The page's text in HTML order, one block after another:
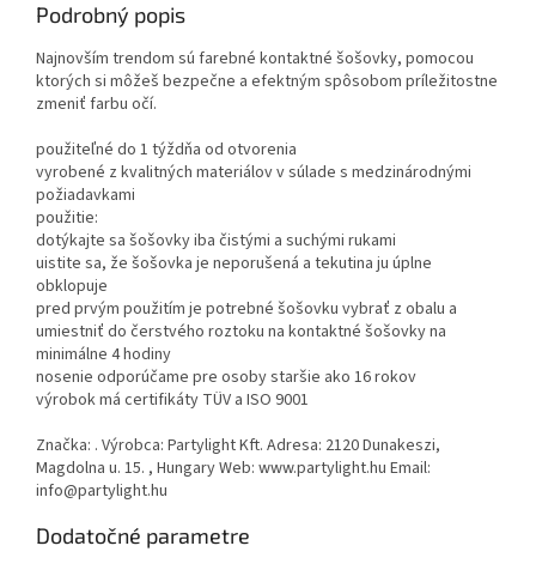
Podrobný popis
Najnovším trendom sú farebné kontaktné šošovky, pomocou
ktorých si môžeš bezpečne a efektným spôsobom príležitostne
zmeniť farbu očí.
použiteľné do 1 týždňa od otvorenia
vyrobené z kvalitných materiálov v súlade s medzinárodnými
požiadavkami
použitie:
dotýkajte sa šošovky iba čistými a suchými rukami
uistite sa, že šošovka je neporušená a tekutina ju úplne
obklopuje
pred prvým použitím je potrebné šošovku vybrať z obalu a
umiestniť do čerstvého roztoku na kontaktné šošovky na
minimálne 4 hodiny
nosenie odporúčame pre osoby staršie ako 16 rokov
výrobok má certifikáty TÜV a ISO 9001
Značka: . Výrobca: Partylight Kft. Adresa: 2120 Dunakeszi,
Magdolna u. 15. , Hungary Web: www.partylight.hu Email:
info@partylight.hu
Dodatočné parametre